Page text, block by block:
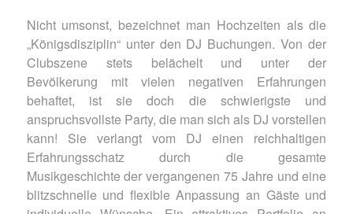
Nicht umsonst, bezeichnet man Hochzeiten als die
„Königsdisziplin“ unter den DJ Buchungen. Von der
Clubszene stets belächelt und unter der
Bevölkerung mit vielen negativen Erfahrungen
behaftet, ist sie doch die schwierigste und
anspruchsvollste Party, die man sich als DJ vorstellen
kann! Sie verlangt vom DJ einen reichhaltigen
Erfahrungsschatz durch die gesamte
Musikgeschichte der vergangenen 75 Jahre und eine
blitzschnelle und flexible Anpassung an Gäste und